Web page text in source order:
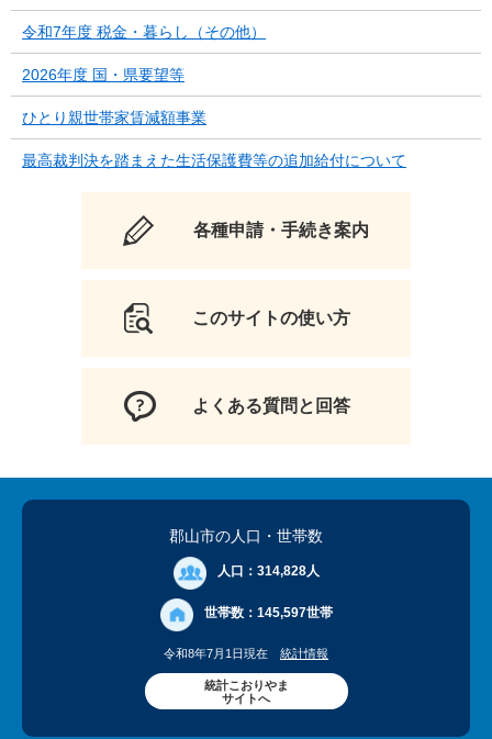
令和7年度 税金・暮らし（その他）
2026年度 国・県要望等
ひとり親世帯家賃減額事業
最高裁判決を踏まえた生活保護費等の追加給付について
各種申請・手続き案内
このサイトの使い方
よくある質問と回答
郡山市の人口 ・世帯数
人口： 314,828人
世帯数： 145,597世帯
令和8年7月1日現在 統計情報
統計こおりやま
サイトへ